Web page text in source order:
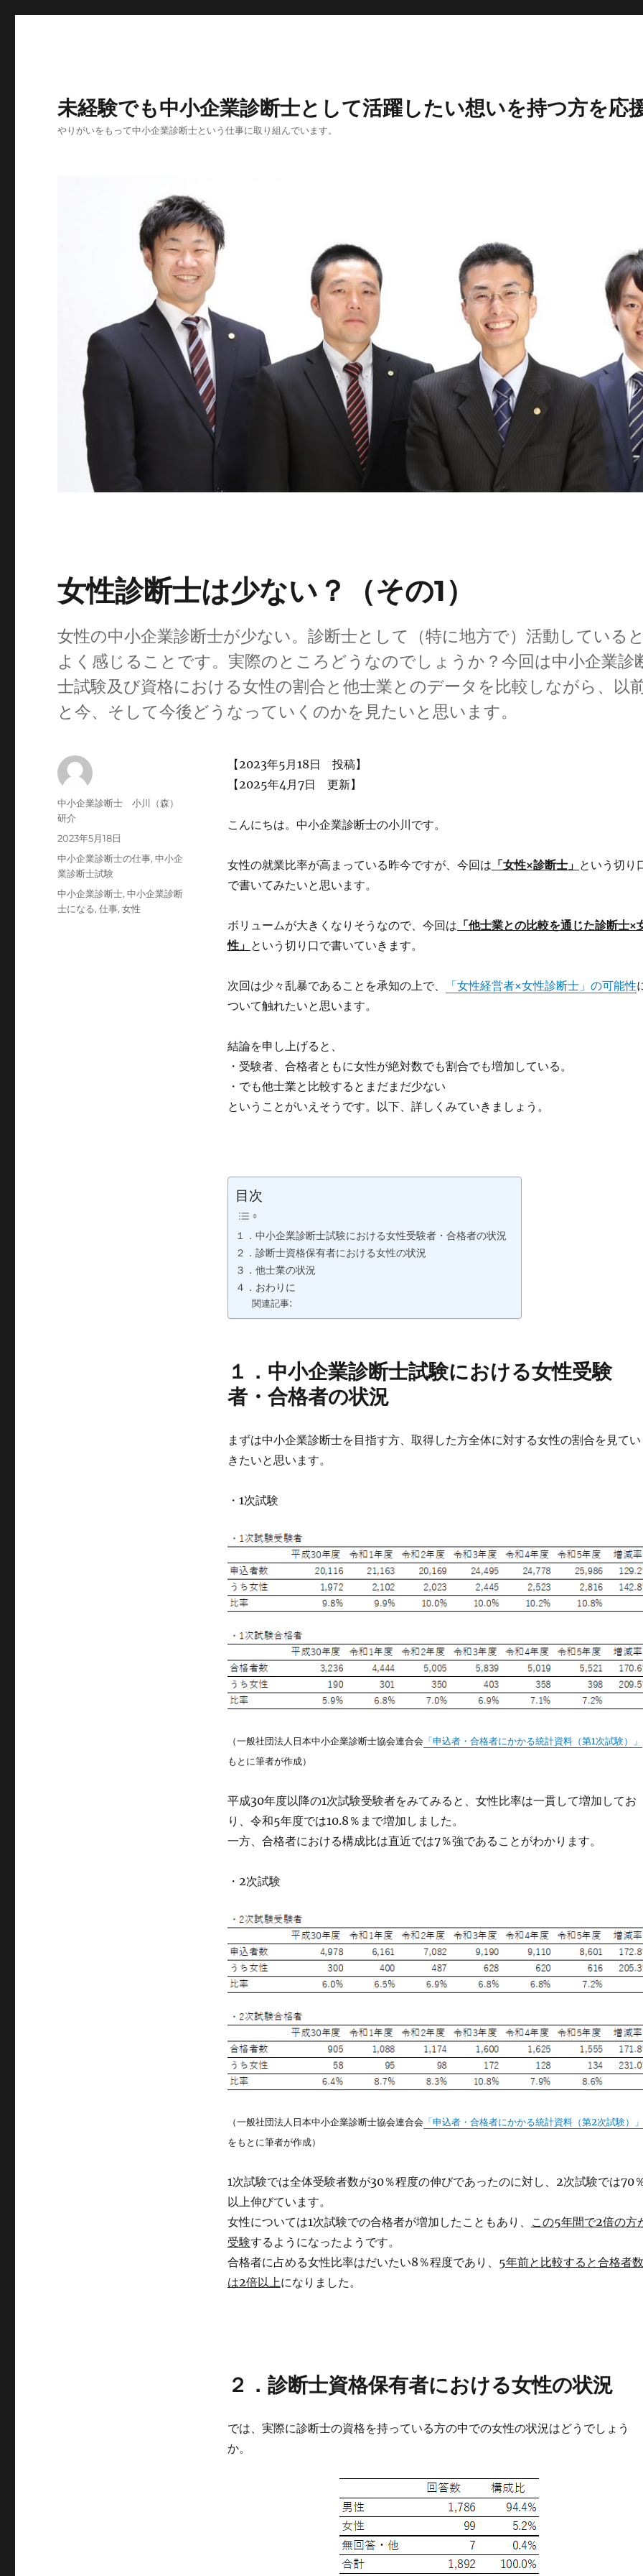
未経験でも中小企業診断士として活躍したい想いを持つ方を応
やりがいをもって中小企業診断士という仕事に取り組んでいます。
女性診断士は少ない？（その1）
女性の中小企業診断士が少ない。診断士として（特に地方で）活動している
よく感じることです。実際のところどうなのでしょうか？今回は中小企業診
士試験及び資格における女性の割合と他士業とのデータを比較しながら、以
と今、そして今後どうなっていくのかを見たいと思います。
【2023年5月18日 投稿】
【2025年4月7日 更新】
こんにちは。中小企業診断士の小川です。
女性の就業比率が高まっている昨今ですが、今回は 「女性×診断士」 という切り
で書いてみたいと思います。
ボリュームが大きくなりそうなので、今回は 「他士業との比較を通じた診断士×
性」 という切り口で書いていきます。
次回は少々乱暴であることを承知の上で、 「女性経営者×女性診断士」の可能性
ついて触れたいと思います。
結論を申し上げると、
・受験者、合格者ともに女性が絶対数でも割合でも増加している。
・でも他士業と比較するとまだまだ少ない
ということがいえそうです。以下、詳しくみていきましょう。
目次
１．中小企業診断士試験における女性受験者・合格者の状況
２．診断士資格保有者における女性の状況
３．他士業の状況
４．おわりに
関連記事:
１．中小企業診断士試験における女性受験
者・合格者の状況
まずは中小企業診断士を目指す方、取得した方全体に対する女性の割合を見てい
きたいと思います。
・1次試験
（一般社団法人日本中小企業診断士協会連合会 「申込者・合格者にかかる統計資料（第1次試験）」
もとに筆者が作成）
平成30年度以降の1次試験受験者をみてみると、女性比率は一貫して増加してお
り、令和5年度では10.8％まで増加しました。
一方、合格者における構成比は直近では7％強であることがわかります。
・2次試験
（一般社団法人日本中小企業診断士協会連合会 「申込者・合格者にかかる統計資料（第2次試験）」
をもとに筆者が作成）
1次試験では全体受験者数が30％程度の伸びであったのに対し、2次試験では70
以上伸びています。
女性については1次試験での合格者が増加したこともあり、
この5年間で2倍の方
受験するようになったようです。
合格者に占める女性比率はだいたい8％程度であり、 5年前と比較すると合格者数
は2倍以上になりました。
２．診断士資格保有者における女性の状況
では、実際に診断士の資格を持っている方の中での女性の状況はどうでしょう
か。
投
稿
中小企業診断士 小川（森）
研介
投
稿
日:
2023年5月18日
カ
テ
ゴ
リ
中小企業診断士の仕事,中小企
業診断士試験
タ
グ
中小企業診断士,中小企業診断
士になる,仕事,女性